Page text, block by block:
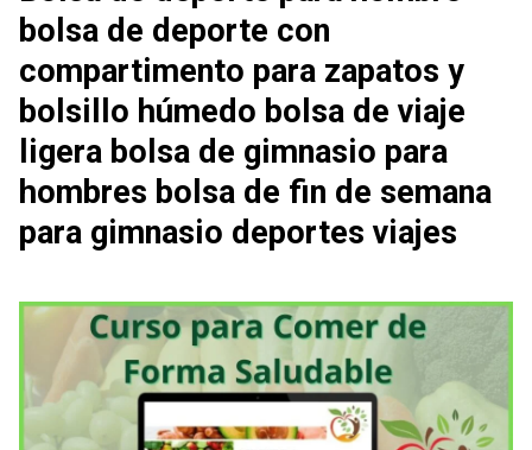
bolsa de deporte con
compartimento para zapatos y
bolsillo húmedo bolsa de viaje
ligera bolsa de gimnasio para
hombres bolsa de fin de semana
para gimnasio deportes viajes